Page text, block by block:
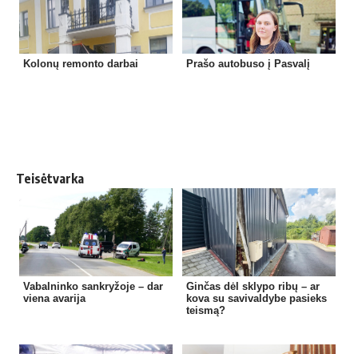
Kolonų remonto darbai Prašo autobuso į Pasvalį
Teisėtvarka
Vabalninko sankryžoje – dar
viena avarija
Ginčas dėl sklypo ribų – ar
kova su savivaldybe pasieks
teismą?